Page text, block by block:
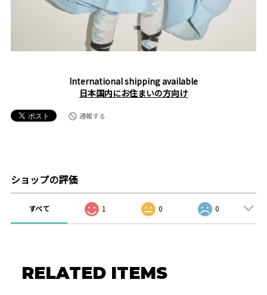
International shipping available
日本国内にお住まいの方向け
通報する
ショップの評価
すべて 1 0 0
RELATED ITEMS